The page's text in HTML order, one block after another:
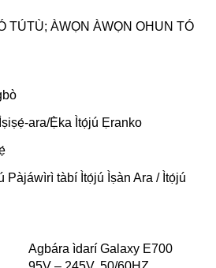
TÚTÙ; ÀWỌN ÀWỌN OHUN TÓ
ara/Ẹ̀ka Ìtọ́jú Ẹranko
Pàjáwìrì tàbí Ìtọ́jú Ìṣàn Ara / Ìtọ́jú
Agbára ìdarí Galaxy E700